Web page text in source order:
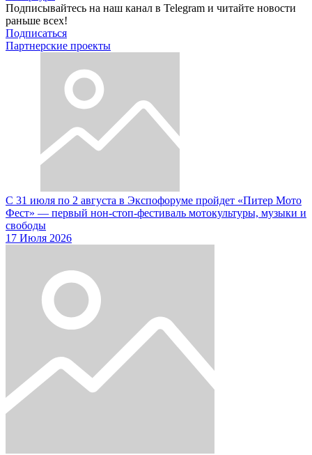
Подписывайтесь на наш канал в Telegram и читайте новости
раньше всех!
Подписаться
Партнерские проекты
С 31 июля по 2 августа в Экспофоруме пройдет «Питер Мото
Фест» — первый нон-стоп-фестиваль мотокультуры, музыки и
свободы
17 Июля 2026